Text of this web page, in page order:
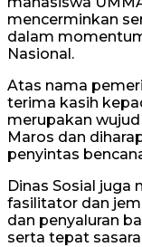
mencerminkan
dalam
Nasional.
Atas nama
terima kasih
merupakan
Maros dan
penyintas
Dinas Sosial juga
fasilitator dan
dan penyaluran
serta tepat